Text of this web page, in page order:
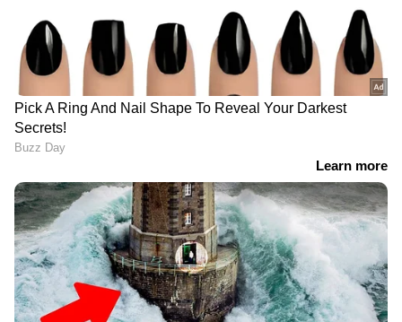
ഏപ്രിൽ 3- രാവിലെ 1,10,680 രൂപ